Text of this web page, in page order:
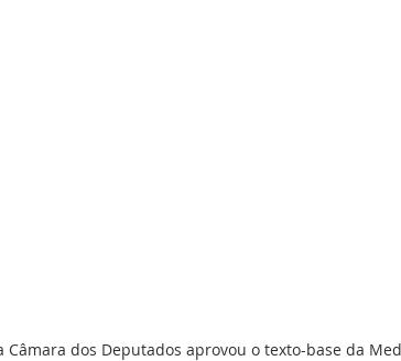
dos Deputados aprovou o texto-base da